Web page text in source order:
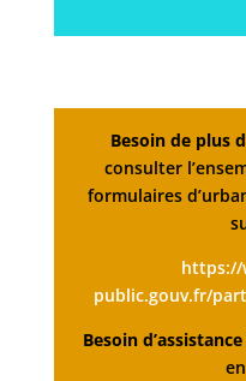
Besoin de plus
consulter
formulaires
https://
public.gouv.fr/
Besoin